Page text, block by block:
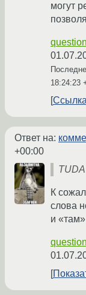
могут
18:24:23
Ссылка
Ответ на:
+00:00
TUDA
К
слова
и